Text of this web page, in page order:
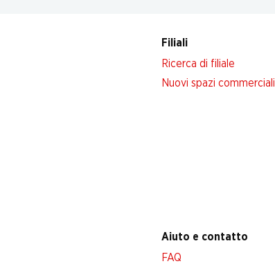
Filiali
Ricerca di filiale
Nuovi spazi commerciali
Aiuto e contatto
FAQ